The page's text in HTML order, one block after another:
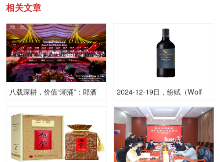
相关文章
八载深耕，价值“潮涌”：郎酒
2024-12-19日，纷赋（Wolf
瓶的价格是多少呢？